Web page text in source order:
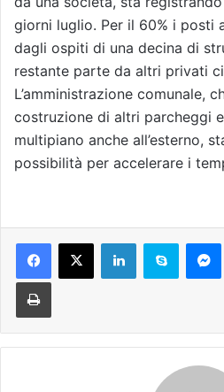
giorni luglio. Per il 60% i posti
dagli ospiti di una decina di
restante parte da altri privati
L’amministrazione comunale,
costruzione di altri parcheggi e
multipiano anche all’esterno,
possibilità per accelerare i